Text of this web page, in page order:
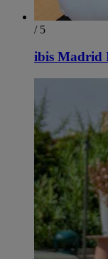
/ 5
ibis Madrid